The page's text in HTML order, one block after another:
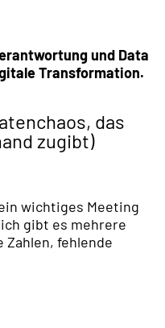
und Data
Transformation.
das
zugibt)
wichtiges Meeting
gibt es mehrere
fehlende